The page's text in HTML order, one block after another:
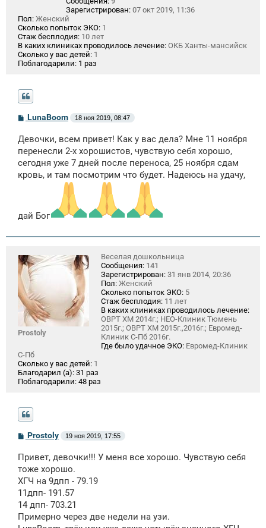
Зарегистрирован: 07 окт 2019, 11:36
Пол: Женский
Сколько попыток ЭКО: 1
Стаж бесплодия: 10 лет
В каких клиниках проводилось лечение: ОКБ Ханты-мансийск
Сколько у вас детей: 1
Поблагодарили: 1 раз
С
б
щ
н
и
LunaBoom 18 ноя 2019, 08:47
Девочки, всем привет! Как у вас дела? Мне 11 ноября
перенесли 2-х хорошистов, чувствую себя хорошо,
сегодня уже 7 дней после переноса, 25 ноября сдам
кровь, и там посмотрим что будет. Надеюсь на удачу,
дай Бог
Prostoly
Веселая дошкольница
Сообщения: 141
Зарегистрирован: 31 янв 2014, 20:36
Пол: Женский
Сколько попыток ЭКО: 5
Стаж бесплодия: 11 лет
В каких клиниках проводилось лечение:
ОВРТ ХМ 2014г.; НЕО-Клиник Тюмень
2015г.; ОВРТ ХМ 2015г.,2016г.; Евромед-
Клиник С-Пб 2016г.
Где было удачное ЭКО: Евромед-Клиник
С-Пб
Сколько у вас детей: 1
Благодарил (а): 31 раз
Поблагодарили: 48 раз
С
б
щ
е
н
и
е
Prostoly 19 ноя 2019, 17:55
Привет, девочки!!! У меня все хорошо. Чувствую себя
тоже хорошо.
ХГЧ на 9дпп - 79.19
11дпп- 191.57
14 дпп- 703.21
Примерно через две недели на узи.